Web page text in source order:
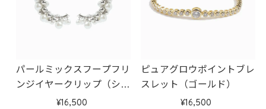
パールミックスフープフリ
ンジイヤークリップ（シル
16,500
ピュアグロウポイントブレ
スレット（ゴールド）
16,500